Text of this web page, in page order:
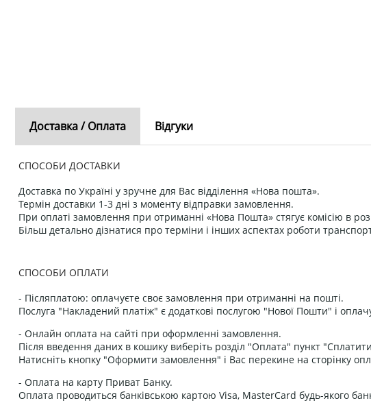
Доставка / Оплата Відгуки
СПОСОБИ ДОСТАВКИ
Доставка по Україні у зручне для Вас відділення «Нова пошта».
Термін доставки 1-3 дні з моменту відправки замовлення.
При оплаті замовлення при отриманні «Нова Пошта» стягує комісію в
Більш детально дізнатися про терміни і інших аспектах роботи
СПОСОБИ ОПЛАТИ
- Післяплатою: оплачуєте своє замовлення при отриманні на пошті.
Послуга "Накладений платіж" є додаткові послугою "Нової Пошти" і
- Онлайн оплата на сайті при оформленні замовлення.
Після введення даних в кошику виберіть розділ "Оплата" пункт
Натисніть кнопку "Оформити замовлення" і Вас перекине на сторінку
- Оплата на карту Приват Банку.
Оплата проводиться банківською картою Visa, MasterCard будь-якого